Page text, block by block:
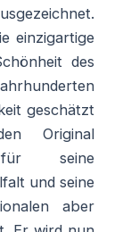
einzigartige
des
geschätzt
Original
für seine
und seine
aber